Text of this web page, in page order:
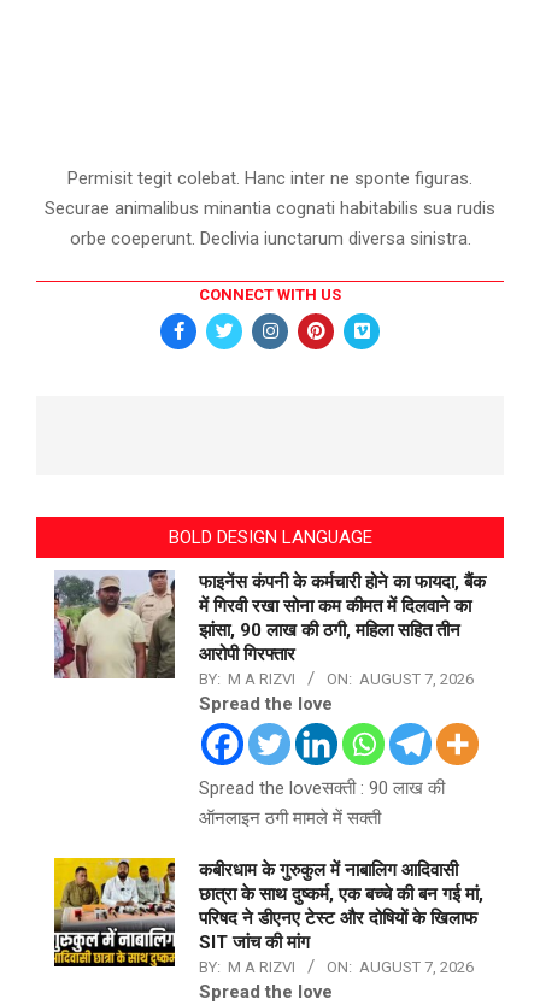
Permisit tegit colebat. Hanc inter ne sponte figuras.
Securae animalibus minantia cognati habitabilis sua rudis
orbe coeperunt. Declivia iunctarum diversa sinistra.
CONNECT WITH US
BOLD DESIGN LANGUAGE
फाइनेंस कंपनी के कर्मचारी होने का फायदा, बैंक
में गिरवी रखा सोना कम कीमत में दिलवाने का
झांसा, 90 लाख की ठगी, महिला सहित तीन
आरोपी गिरफ्तार
BY: M A RIZVI ON: AUGUST 7, 2026
Spread the love
Spread the loveसक्ती : 90 लाख की
ऑनलाइन ठगी मामले में सक्ती
कबीरधाम के गुरुकुल में नाबालिग आदिवासी
छात्रा के साथ दुष्कर्म, एक बच्चे की बन गई मां,
परिषद ने डीएनए टेस्ट और दोषियों के खिलाफ
SIT जांच की मांग
BY: M A RIZVI ON: AUGUST 7, 2026
Spread the love